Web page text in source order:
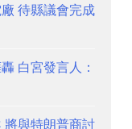
待縣議會完成
白宮發言人：
與特朗普商討